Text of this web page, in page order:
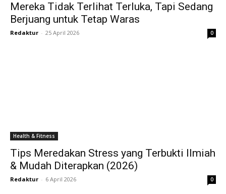
Mereka Tidak Terlihat Terluka, Tapi Sedang
Berjuang untuk Tetap Waras
Redaktur - 25 April 2026 0
Health & Fitness
Tips Meredakan Stress yang Terbukti Ilmiah
& Mudah Diterapkan (2026)
Redaktur - 6 April 2026 0